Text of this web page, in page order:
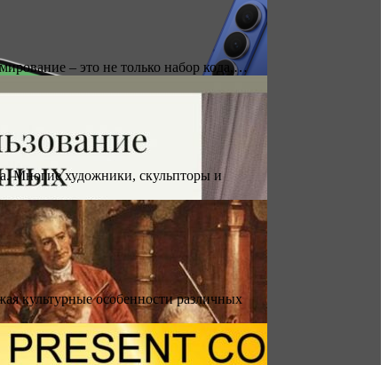
– это не только набор кода,…
Многие художники, скульпторы и
культурные особенности различных